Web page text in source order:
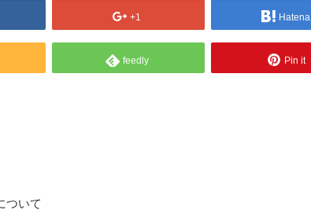
+1 Hatena
feedly Pin it
ついて